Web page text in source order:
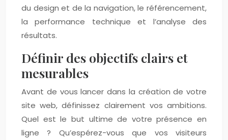
du design et de la navigation, le référencement,
la performance technique et l’analyse des
résultats.
Définir des objectifs clairs et
mesurables
Avant de vous lancer dans la création de votre
site web, définissez clairement vos ambitions.
Quel est le but ultime de votre présence en
ligne ? Qu’espérez-vous que vos visiteurs